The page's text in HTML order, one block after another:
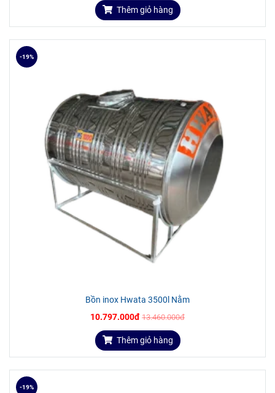
Thêm giỏ hàng
Bồn inox Hwata 3500l Nằm
10.797.000đ 13.460.000đ
-19%
Thêm giỏ hàng
-19%